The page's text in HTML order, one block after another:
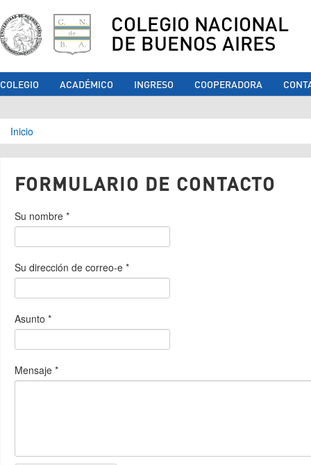
COLEGIO NACIONAL
DE BUENOS AIRES
COLEGIO ACADÉMICO INGRESO COOPERADORA
Se encuentra usted aquí
Inicio
FORMULARIO DE CONTACTO
Su nombre *
Su dirección de correo-e *
Asunto *
Mensaje *